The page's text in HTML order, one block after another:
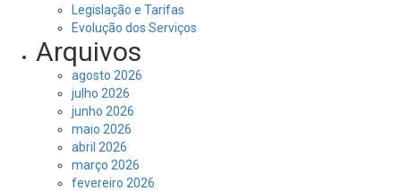
Legislação e Tarifas
Evolução dos Serviços
Arquivos
agosto 2026
julho 2026
junho 2026
maio 2026
abril 2026
março 2026
fevereiro 2026